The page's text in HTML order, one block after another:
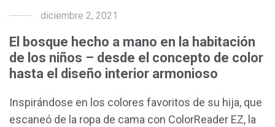
diciembre 2, 2021
El bosque hecho a mano en la habitación
de los niños – desde el concepto de color
hasta el diseño interior armonioso
Inspirándose en los colores favoritos de su hija, que
escaneó de la ropa de cama con ColorReader EZ, la